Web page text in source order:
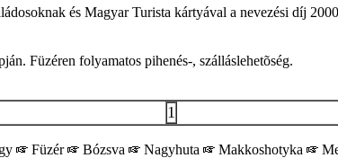
és Magyar Turista kártyával a nevezési díj
Füzéren folyamatos pihenés-, szálláslehetõség.
1
Füzér Bózsva Nagyhuta Makkoshotyka